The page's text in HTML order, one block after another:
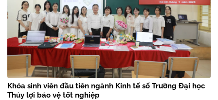
Khóa sinh viên đầu tiên ngành Kinh tế số Trường Đại học
Thủy lợi bảo vệ tốt nghiệp